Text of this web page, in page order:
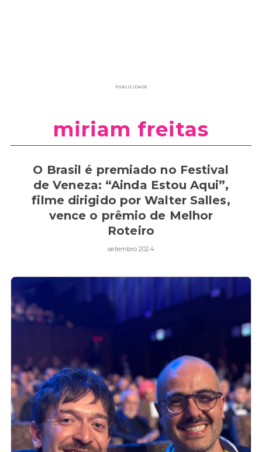
PUBLICIDADE
miriam freitas
O Brasil é premiado no Festival
de Veneza: “Ainda Estou Aqui”,
filme dirigido por Walter Salles,
vence o prêmio de Melhor
Roteiro
setembro 2024